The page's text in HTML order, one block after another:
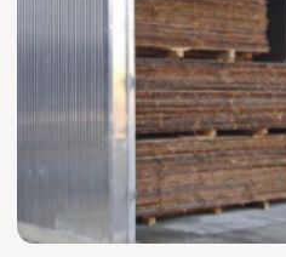
+7 (921) 844-47-77
vse.pilomaterialy@mail.ru
Каждый день с 7:00 до 20:00
Режим работы:
Социальные сети: